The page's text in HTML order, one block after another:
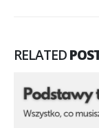
RELATED